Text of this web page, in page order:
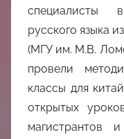
специалисты
русского языка
(МГУ им. М.В.
провели
классы для
открытых
магистрантов